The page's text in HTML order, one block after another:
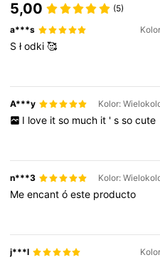
5,00 (5)
a***s
Słodki🥰
A***y
I love it so much it ' s so cute
n***3
Meencantóeste producto
j***l